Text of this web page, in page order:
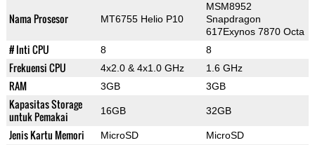
Nama Prosesor MT6755 Helio P10
MSM8952
Snapdragon
617Exynos 7870 Octa
# Inti CPU 8 8
Frekuensi CPU 4x2.0 & 4x1.0 GHz 1.6 GHz
RAM 3GB 3GB
Kapasitas Storage
untuk Pemakai
16GB 32GB
Jenis Kartu Memori MicroSD MicroSD